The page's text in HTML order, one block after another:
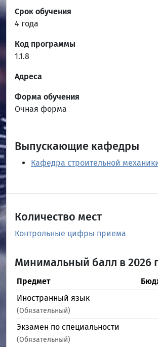
Срок обучения
4 года
Код программы
1.1.8
Адреса
Форма обучения
Очная форма
Выпускающие кафедры
Кафедра строительной
Количество мест
Контрольные цифры приема
Минимальный балл в 2026
Предмет
Иностранный язык
(Обязательный)
Экзамен по специальности
(Обязательный)